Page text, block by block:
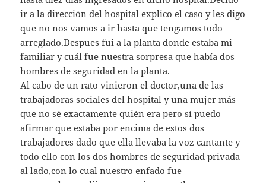
ir a la dirección del hospital explico el caso y les digo
que no nos vamos a ir hasta que tengamos todo
arreglado.Despues fui a la planta donde estaba mi
familiar y cuál fue nuestra sorpresa que había dos
hombres de seguridad en la planta.
Al cabo de un rato vinieron el doctor,una de las
trabajadoras sociales del hospital y una mujer más
que no sé exactamente quién era pero sí puedo
afirmar que estaba por encima de estos dos
trabajadores dado que ella llevaba la voz cantante y
todo ello con los dos hombres de seguridad privada
al lado,con lo cual nuestro enfado fue